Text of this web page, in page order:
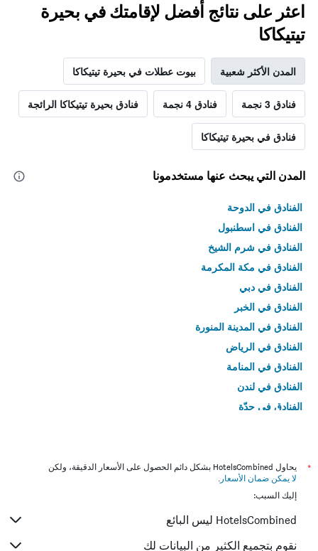
اعثر على نتائج أفضل لإقامتك في بحيرة
تيتيكاكا
المدن الأكثر شعبية بيوت عطلات في بحيرة تيتيكاكا
فنادق 3 نجمة فنادق 4 نجمة فنادق بحيرة تيتيكاكا الرائجة
فنادق في بحيرة تيتيكاكا
المدن التي يبحث عنها مستخدمونا
الفنادق في الدوحة
الفنادق في اسطنبول
الفنادق في شرم الشيخ
الفنادق في مكة المكرمة
الفنادق في دبي
الفنادق في الخبر
الفنادق في المدينة المنورة
الفنادق في الرياض
الفنادق في المنامة
الفنادق في لندن
الفنادق في جدّة
*
يحاول HotelsCombined بشكل دائم الحصول على الأسعار الدقيقة، ولكن
لا يمكن ضمان الأسعار .
إليك السبب:
HotelsCombined ليس البائع
نقوم بتجميع الكثير من البيانات لك